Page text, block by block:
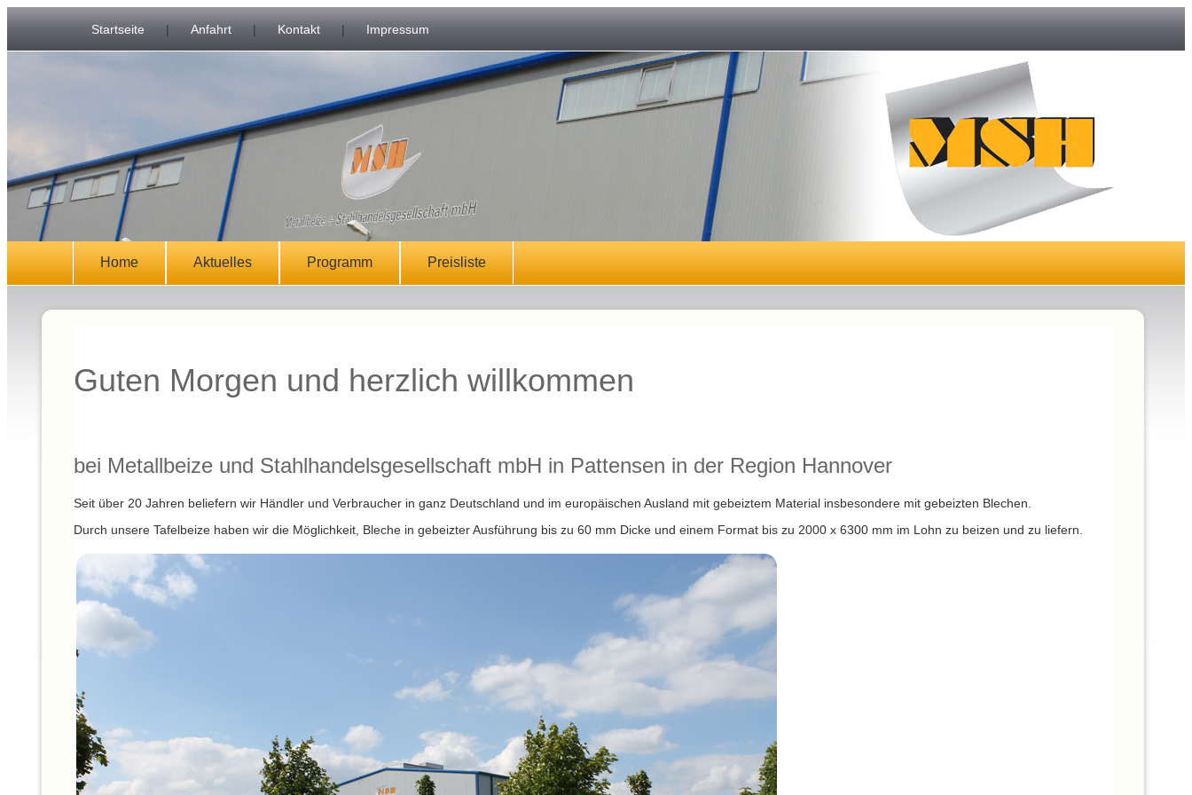
Startseite | Anfahrt | Kontakt | Impressum
Home Aktuelles Programm Preisliste
Guten Morgen und herzlich willkommen
bei Metallbeize und Stahlhandelsgesellschaft mbH in Pattensen in der Region Hannover
Seit über 20 Jahren beliefern wir Händler und Verbraucher in ganz Deutschland und im europäischen Ausland mit gebeiztem Material insbesondere mit gebeizten Blechen.
Durch unsere Tafelbeize haben wir die Möglichkeit, Bleche in gebeizter Ausführung bis zu 60 mm Dicke und einem Format bis zu 2000 x 6300 mm im Lohn zu beizen und zu liefern.